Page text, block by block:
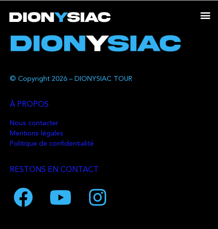
© Copyright 2026 – DIONYSIAC TOUR
À PROPOS
Nous contacter
Mentions légales
Politique de confidentialité
RESTONS EN CONTACT